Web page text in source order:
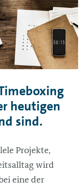
heutigen
sind.
Projekte,
wird
eine der